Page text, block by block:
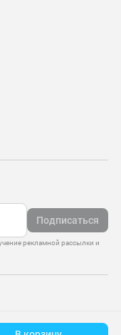
Подписаться
рекламной рассылки и